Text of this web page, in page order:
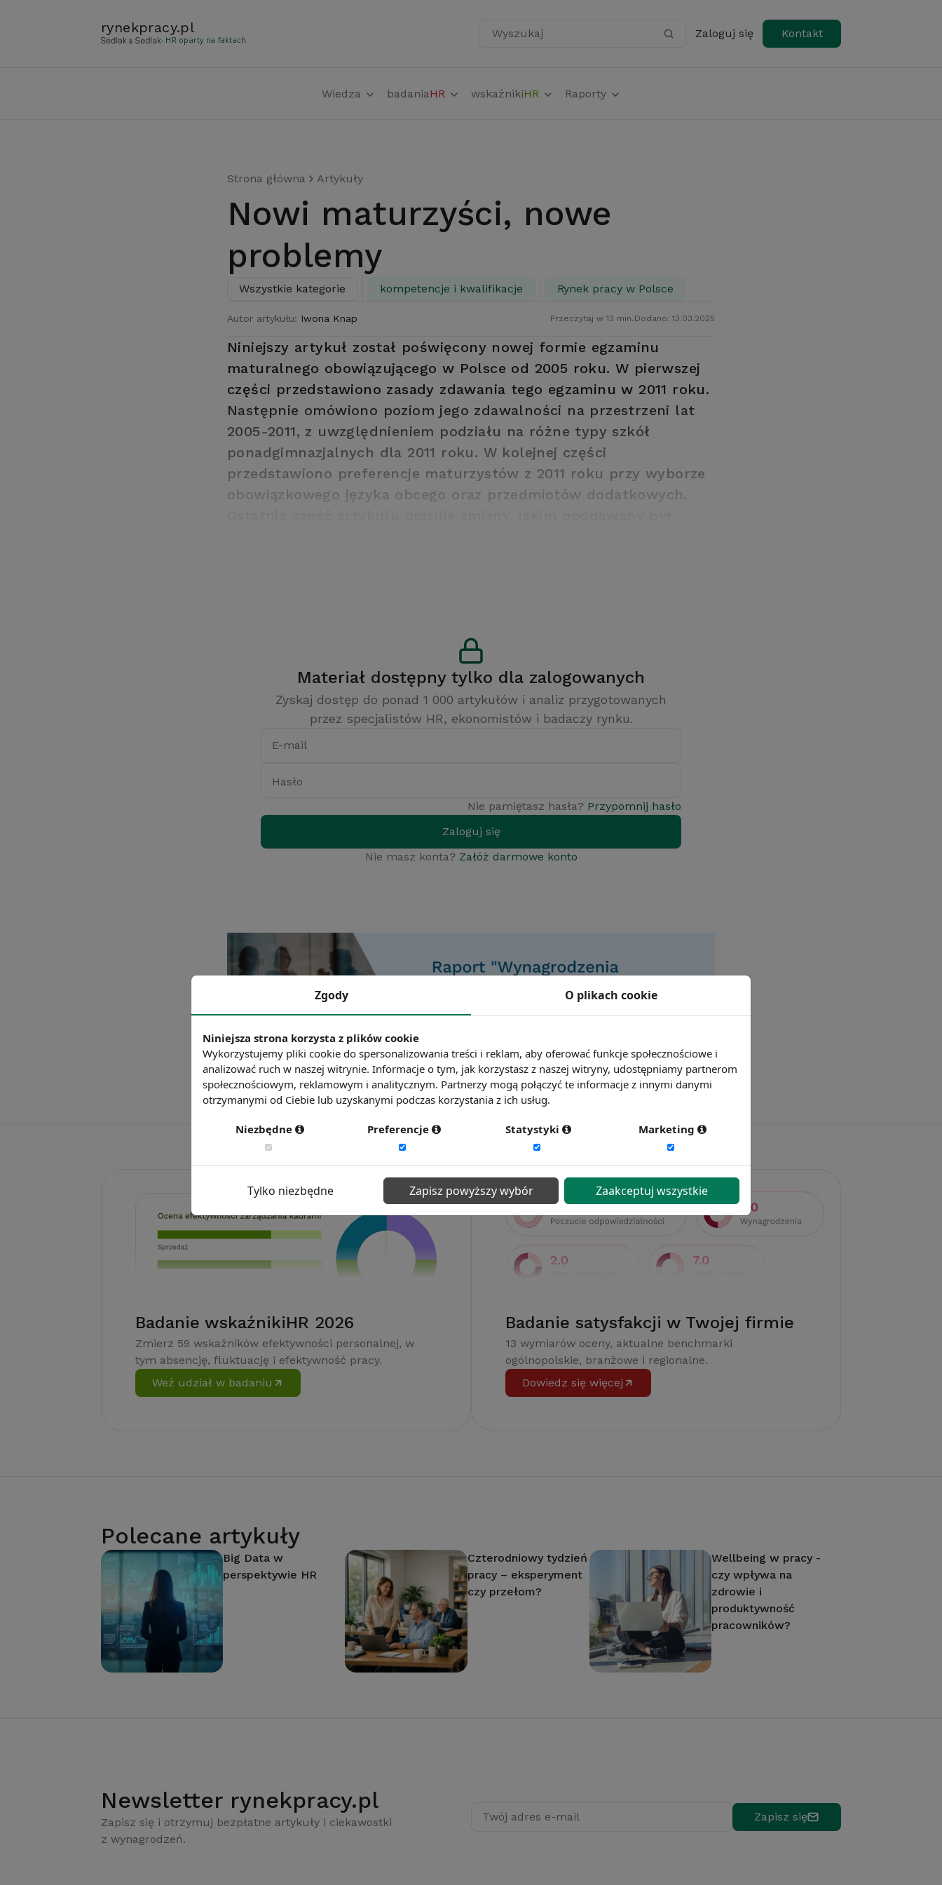
rynekpracy.pl
- HR oparty na faktach Wyszukaj Zaloguj się Kontakt
Wiedza badaniaHR wskaźnikiHR Raporty
Strona główna Artykuły
Nowi maturzyści, nowe
problemy
Wszystkie kategorie kompetencje i kwalifikacje Rynek pracy w Polsce
Autor artykułu: Iwona Knap Przeczytaj w 13 min. Dodano: 13.03.2025
Niniejszy artykuł został poświęcony nowej formie egzaminu
maturalnego obowiązującego w Polsce od 2005 roku. W pierwszej
części przedstawiono zasady zdawania tego egzaminu w 2011 roku.
Następnie omówiono poziom jego zdawalności na przestrzeni lat
2005-2011, z uwzględnieniem podziału na różne typy szkół
ponadgimnazjalnych dla 2011 roku. W kolejnej części
przedstawiono preferencje maturzystów z 2011 roku przy wyborze
obowiązkowego języka obcego oraz przedmiotów dodatkowych.
Materiał dostępny tylko dla zalogowanych
Zyskaj dostęp do ponad 1 000 artykułów i analiz przygotowanych
przez specjalistów HR, ekonomistów i badaczy rynku.
E-mail
Hasło
Nie pamiętasz hasła? Przypomnij hasło
Zaloguj się
Nie masz konta? Załóż darmowe konto
Badanie wskaźnikiHR 2026
Zmierz 59 wskaźników efektywności personalnej, w
tym absencję, fluktuację i efektywność pracy.
Weź udział w badaniu
Badanie satysfakcji w Twojej firmie
13 wymiarów oceny, aktualne benchmarki
ogólnopolskie, branżowe i regionalne.
Dowiedz się więcej
Polecane artykuły
Big Data w
perspektywie HR
Czterodniowy tydzień
pracy – eksperyment
czy przełom?
Wellbeing w pracy -
czy wpływa na
zdrowie i
produktywność
pracowników?
Newsletter rynekpracy.pl
Zapisz się i otrzymuj bezpłatne artykuły i ciekawostki
z wynagrodzeń.
Twój adres e-mail Zapisz się
Zgody O plikach cookie
Niniejsza strona korzysta z plików cookie
Wykorzystujemy pliki cookie do spersonalizowania treści i reklam, aby oferować funkcje społecznościowe i
analizować ruch w naszej witrynie. Informacje o tym, jak korzystasz z naszej witryny, udostępniamy partnerom
społecznościowym, reklamowym i analitycznym. Partnerzy mogą połączyć te informacje z innymi danymi
otrzymanymi od Ciebie lub uzyskanymi podczas korzystania z ich usług.
Niezbędne Preferencje Statystyki Marketing
Tylko niezbędne Zapisz powyższy wybór Zaakceptuj wszystkie